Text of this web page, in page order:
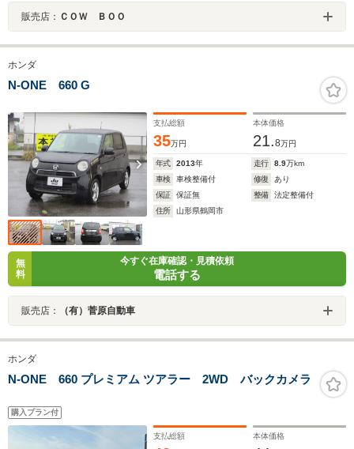
販売店： ＣＯＷ ＢＯＯ
ホンダ
N-ONE 660 G
支払総額
35万円
本体価格
21.8万円
年式 2013年 走行 8.9万km
車検
車検整備付 修復
あり
保証
保証無 整備
法定整備付
住所
山形県鶴岡市
無
料
今すぐ在庫確認・見積依頼
電話する
販売店： （有）菅原自動車
ホンダ
N-ONE 660 プレミアム ツアラー 2WD バックカメラ
購入プラン付
支払総額 本体価格